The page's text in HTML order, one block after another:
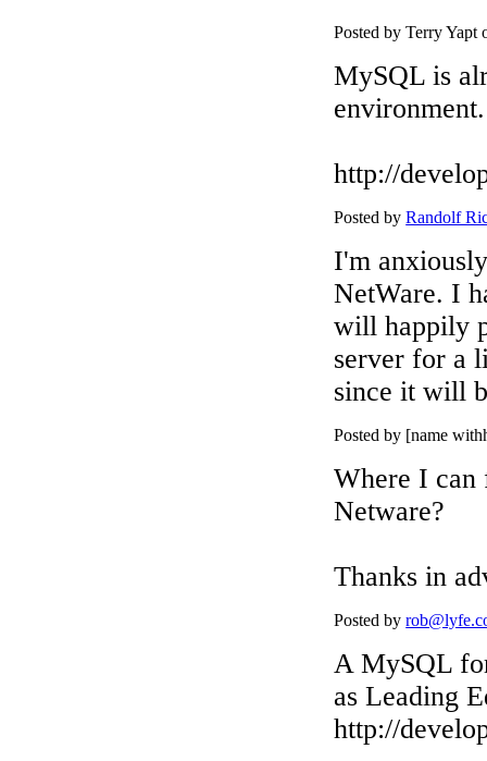
Posted by Terry Yapt
MySQL is
environment.
http://
Posted byRandolf
I'm
NetWare. I
will happily
server for a
since it will
Posted by [name
Where I
Netware?
Thanks in
Posted by
A MySQL
as Leading
http://